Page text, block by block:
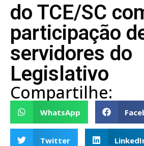
do TCE/SC
participação
servidores do
Legislativo
Compartilhe:
WhatsApp
Twitter